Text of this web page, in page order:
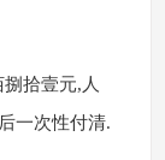
拾壹元,人
一次性付清.